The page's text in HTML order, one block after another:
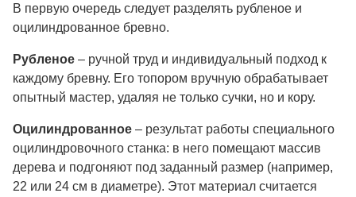
В первую очередь следует разделять рубленое и
оцилиндрованное бревно.
Рубленое – ручной труд и индивидуальный подход к
каждому бревну. Его топором вручную обрабатывает
опытный мастер, удаляя не только сучки, но и кору.
Оцилиндрованное – результат работы специального
оцилиндровочного станка: в него помещают массив
дерева и подгоняют под заданный размер (например,
22 или 24 см в диаметре). Этот материал считается